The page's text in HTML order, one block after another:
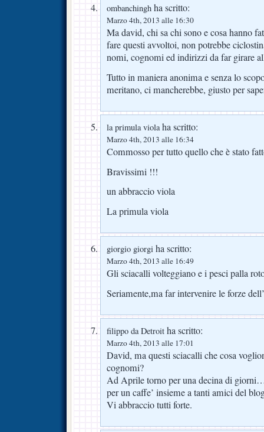
ombanchingh ha scritto:
Marzo 4th, 2013 alle 16:30
Ma david, chi sa chi sono e cosa hanno
fare questi avvoltoi, non potrebbe
nomi, cognomi ed indirizzi da far girare
Tutto in maniera anonima e senza lo
meritano, ci mancherebbe, giusto per
la primula violaha scritto:
Marzo 4th, 2013 alle 16:34
Commosso per tutto quello che è stato
Bravissimi !!!
un abbraccio viola
La primula viola
giorgio giorgi ha scritto:
Marzo 4th, 2013 alle 16:49
Gli sciacalli volteggiano e i pesci palla
Seriamente,ma far intervenire le forze
filippo da Detroit ha scritto:
Marzo 4th, 2013 alle 17:01
David, ma questi sciacalli che cosa
cognomi?
Ad Aprile torno per una decina di
per un caffe’ insieme a tanti amici del
Vi abbraccio tutti forte.